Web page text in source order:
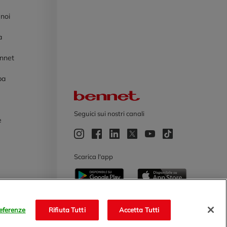
Seguici sui nostri canali
Scarica l'app
Rifiuta Tutti Accetta Tutti